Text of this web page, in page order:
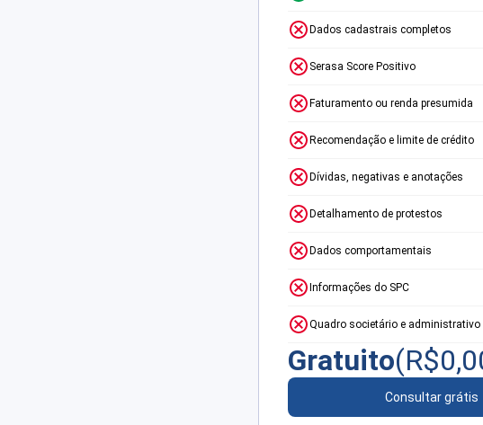
Dados cadastrais completos
Serasa Score Positivo
Faturamento ou renda presumida
Recomendação e limite de crédito
Dívidas, negativas e anotações
Detalhamento de protestos
Dados comportamentais
Informações do SPC
Quadro societário e administrativo
Gratuito(R$
Consultar grátis